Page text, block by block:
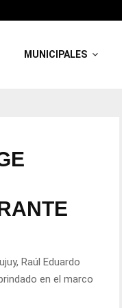
MUNICIPALES
Raúl Eduardo
en el marco